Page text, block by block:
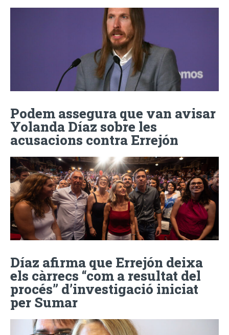
Podem assegura que van avisar
Yolanda Díaz sobre les
acusacions contra Errejón
Díaz afirma que Errejón deixa
els càrrecs “com a resultat del
procés” d’investigació iniciat
per Sumar